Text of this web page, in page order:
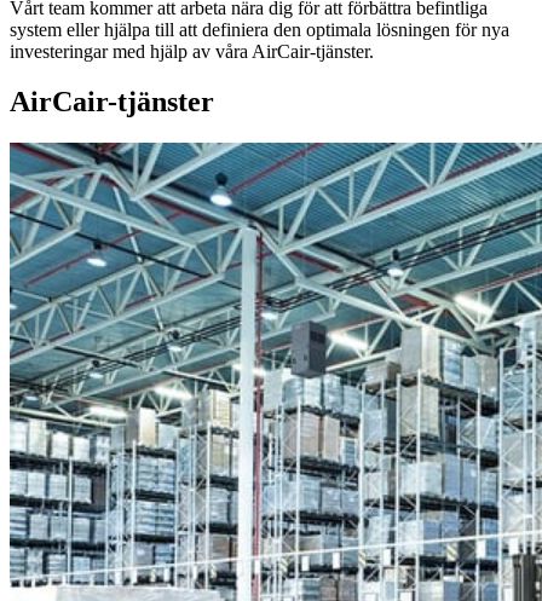
Vårt team kommer att arbeta nära dig för att förbättra befintliga
system eller hjälpa till att definiera den optimala lösningen för nya
investeringar med hjälp av våra AirCair-tjänster.
AirCair-tjänster